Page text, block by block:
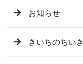
お知らせ
きいちのちいき